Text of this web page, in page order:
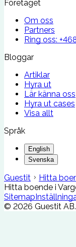
Företaget
Om oss
Partners
Ring oss:
Bloggar
Artiklar
Hyra ut
Lär känna oss
Hyra ut cases
Visa allt
Språk
English
Svenska
Guestit Hitta
Hitta boende i
Sitemap
© 2026 Guestit AB.